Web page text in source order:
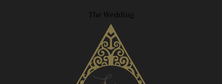
The Wedding